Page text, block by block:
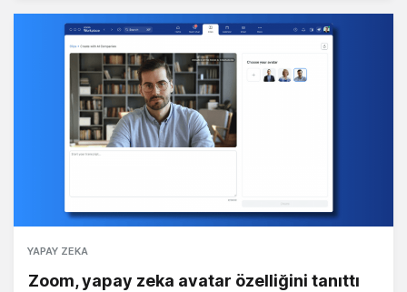
YAPAY ZEKA
Zoom, yapay zeka avatar özelliğini tanıttı